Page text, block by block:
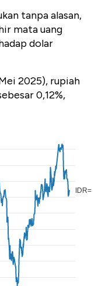
tanpa alasan,
mata uang
dolar
2025), rupiah
0,12%,